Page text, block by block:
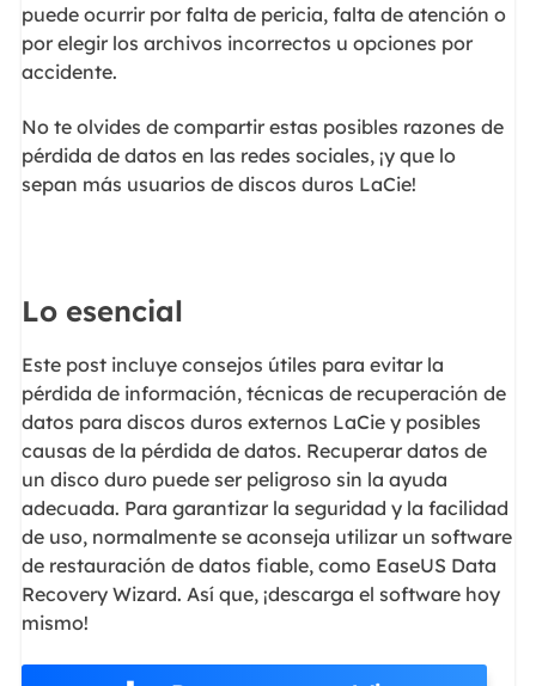
puede ocurrir por falta de pericia, falta de atención o
por elegir los archivos incorrectos u opciones por
accidente.
No te olvides de compartir estas posibles razones de
pérdida de datos en las redes sociales, ¡y que lo
sepan más usuarios de discos duros LaCie!
Lo esencial
Este post incluye consejos útiles para evitar la
pérdida de información, técnicas de recuperación de
datos para discos duros externos LaCie y posibles
causas de la pérdida de datos. Recuperar datos de
un disco duro puede ser peligroso sin la ayuda
adecuada. Para garantizar la seguridad y la facilidad
de uso, normalmente se aconseja utilizar un software
de restauración de datos fiable, como EaseUS Data
Recovery Wizard. Así que, ¡descarga el software hoy
mismo!